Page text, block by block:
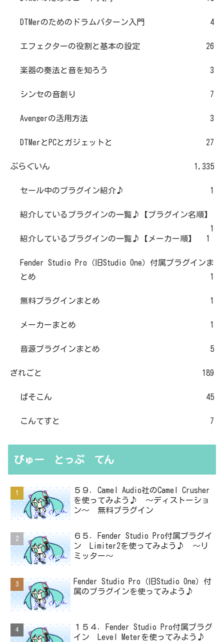
DTMerのためのドラムパターン入門 4
エフェクターの役割と基本の設定 26
楽器の奏法と音を知ろう 3
シンセの音創り 7
Avengerの活用方法 3
DTMerとPCとガジェットと 27
ぷらぐいん 1,335
セール中のプラグイン紹介♪ 1
紹介しているプラグインの一覧♪【プラグイン名順】
1
紹介しているプラグインの一覧♪【メーカー順】
1
Fender Studio Pro（旧Studio One）付属プラグインま
とめ
1
無料プラグインまとめ 1
メーカーまとめ 1
音源プラグインまとめ 5
ざれごと 189
ぱそこん 45
こんてすと 7
びゅー とっぷ てん
５９．Camel Audio社のCamel Crusher
を使ってみよう♪ ～ディストーショ
ン～ 無料プラグイン
６５．Fender Studio Pro付属プラグイ
ン Limiter2を使ってみよう♪ ～リ
ミッター～
Fender Studio Pro（旧Studio One）付
属のプラグインを使ってみよう♪
１５４．Fender Studio Pro付属プラグ
イン Level Meterを使ってみよう♪